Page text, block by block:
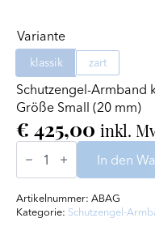
Variante
klassik zart
Schutzengel-Armband
Größe Small (20 mm)
€ 425,00 inkl.
Schutzengel-
Armband
in Silber
In den
Artikelnummer: ABAG
Kategorie: Schutzengel-